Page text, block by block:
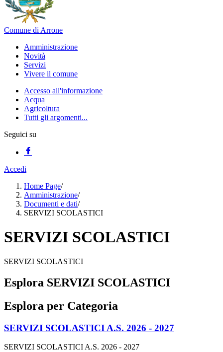
Comune di Arrone
Amministrazione
Novità
Servizi
Vivere il comune
Accesso all'informazione
Acqua
Agricoltura
Tutti gli argomenti...
Seguici su
Accedi
Home Page/
Amministrazione/
Documenti e dati/
SERVIZI SCOLASTICI
SERVIZI SCOLASTICI
SERVIZI SCOLASTICI
Esplora SERVIZI SCOLASTICI
Esplora per Categoria
SERVIZI SCOLASTICI A.S. 2026 - 2027
SERVIZI SCOLASTICI A.S. 2026 - 2027